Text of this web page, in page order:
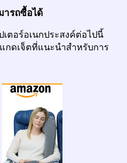
ารถซื้อได้
ตอร์อเนกประสงค์ต่อไปนี้
กดเจ็ตที่แนะนำสำหรับการ